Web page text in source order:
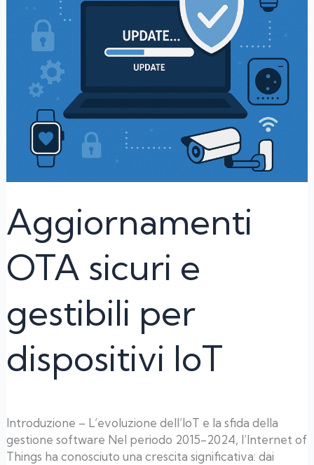
Aggiornamenti
OTA sicuri e
gestibili per
dispositivi IoT
Introduzione – L’evoluzione dell’IoT e la sfida della
gestione software Nel periodo 2015-2024, l’Internet of
Things ha conosciuto una crescita significativa: dai